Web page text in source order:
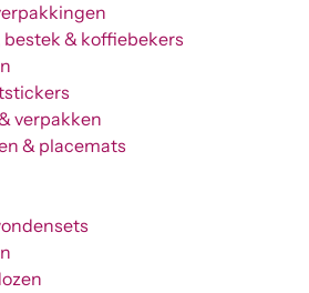
bestek & koffiebekers
verpakken
& placemats